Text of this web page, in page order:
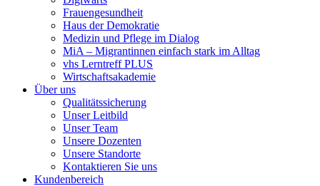
Frauengesundheit
Haus der Demokratie
Medizin und Pflege im Dialog
MiA – Migrantinnen einfach stark im Alltag
vhs Lerntreff PLUS
Wirtschaftsakademie
Über uns
Qualitätssicherung
Unser Leitbild
Unser Team
Unsere Dozenten
Unsere Standorte
Kontaktieren Sie uns
Kundenbereich